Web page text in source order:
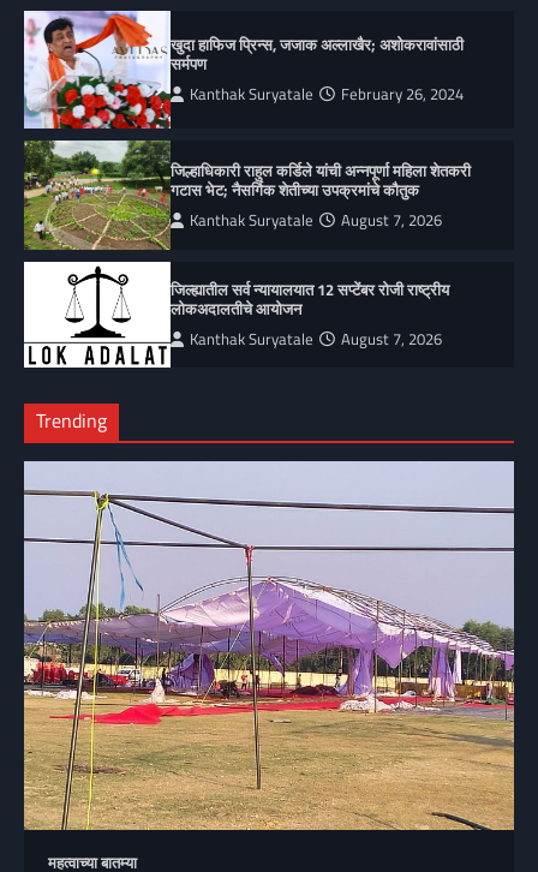
खुदा हाफिज प्रिन्स, जजाक अल्लाखैर; अशोकरावांसाठी
सर्मपण
Kanthak Suryatale February 26, 2024
जिल्हाधिकारी राहुल कर्डिले यांची अन्नपूर्णा महिला शेतकरी
गटास भेट; नैसर्गिक शेतीच्या उपक्रमांचे कौतुक
Kanthak Suryatale August 7, 2026
जिल्ह्यातील सर्व न्यायालयात 12 सप्टेंबर रोजी राष्ट्रीय
लोकअदालतीचे आयोजन
Kanthak Suryatale August 7, 2026
Trending
महत्वाच्या बातम्या